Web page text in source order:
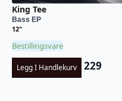
King Tee
Bass EP
12"
Bestillingsvare
Legg I Handlekurv 229